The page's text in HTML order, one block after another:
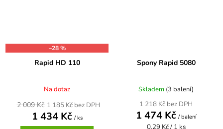
–28 %
Rapid HD 110
Na dotaz
1 185 Kč bez DPH
1 434 Kč / ks
2 009 Kč
Spony Rapid 5080
Skladem (3 balení)
1 218 Kč bez DPH
1 474 Kč / balení
Měrná
0,29 Kč / 1 ks